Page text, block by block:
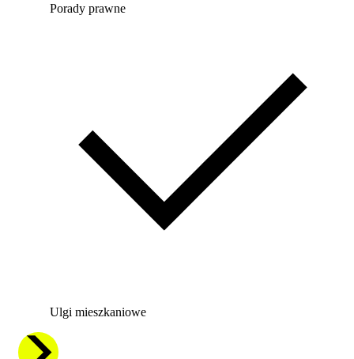
Porady prawne
Ulgi mieszkaniowe